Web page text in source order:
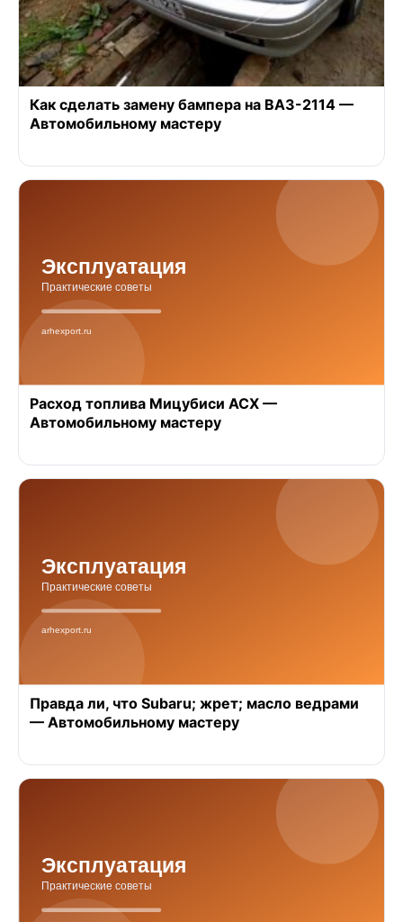
Как сделать замену бампера на ВАЗ-2114 —
Автомобильному мастеру
Расход топлива Мицубиси АСХ —
Автомобильному мастеру
Правда ли, что Subaru; жрет; масло ведрами
— Автомобильному мастеру